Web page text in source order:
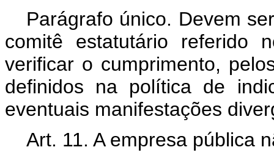
Parágrafo único. Devem
comitê estatutário referido
verificar o cumprimento,
definidos na política de
eventuais manifestações
Art. 11. A empresa pública